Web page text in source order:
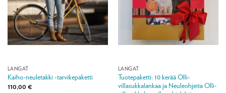
LANGAT
Kaiho-neuletakki -tarvikepaketti
110,00 €
LANGAT
Tuotepaketti: 10 kerää Olli-
villasukkalankaa ja Neuleohjeita Olli-